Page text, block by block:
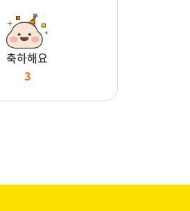
축하해요
3